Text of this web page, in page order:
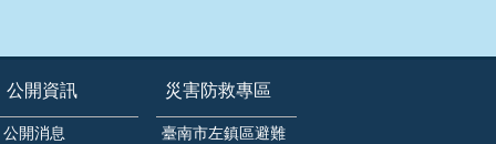
公開資訊
公開消息
災害防救專區
臺南市左鎮區避難